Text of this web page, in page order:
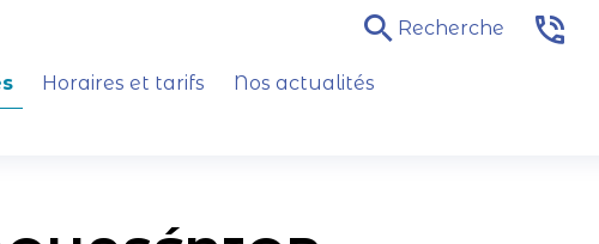
Horaires et tarifs Nos actualités
Recherche